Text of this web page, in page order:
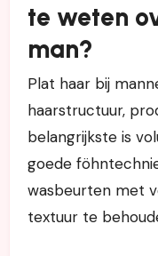
te weten
man?
Plat haar bij
haarstructuur,
belangrijkste is
goede
wasbeurten met
textuur te